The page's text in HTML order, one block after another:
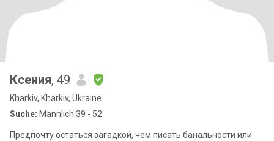
Ксения, 49
Kharkiv, Kharkiv, Ukraine
Suche: Männlich 39 - 52
Предпочту остаться загадкой, чем писать банальности или